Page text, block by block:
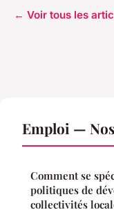
← Voir tous les
Emploi —
Comment se
politiques de
collectivités